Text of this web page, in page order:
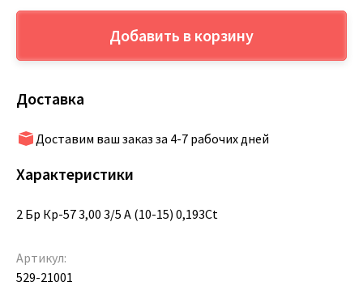
Добавить в корзину
Доставка
Доставим ваш заказ за 4-7 рабочих дней
Характеристики
2 Бр Кр-57 3,00 3/5 А (10-15) 0,193Ct
Артикул:
529-21001